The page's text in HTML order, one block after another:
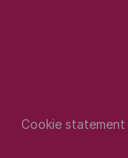
Cookie statement